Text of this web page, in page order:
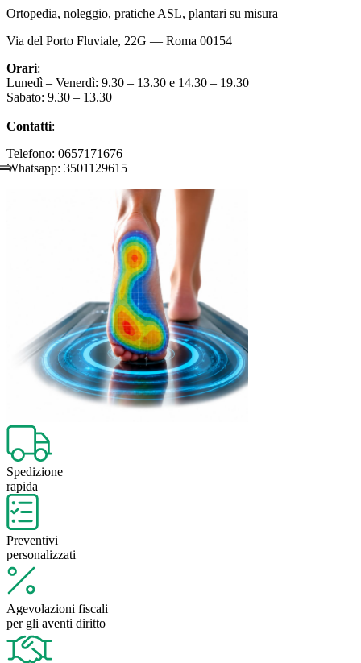
Ortopedia, noleggio, pratiche ASL, plantari su misura
Via del Porto Fluviale, 22G — Roma 00154
Orari:
Lunedì – Venerdì: 9.30 – 13.30 e 14.30 – 19.30
Sabato: 9.30 – 13.30
Contatti:
Telefono: 0657171676
Whatsapp: 3501129615
Spedizione
rapida
Preventivi
personalizzati
Agevolazioni fiscali
per gli aventi diritto